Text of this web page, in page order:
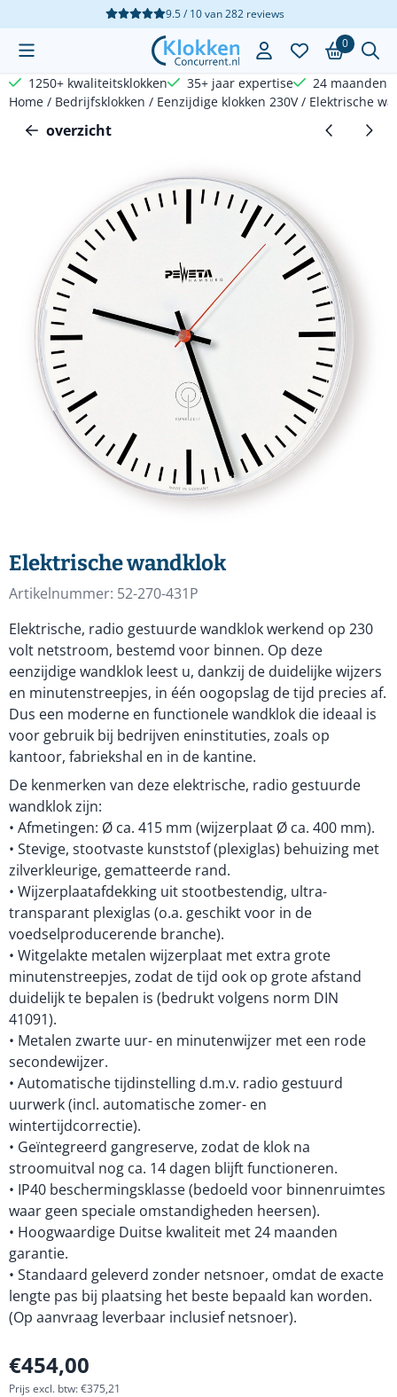
Cookievoorkeuren zijn beschikbaar. Kies instellingen of sta
9.5 / 10van282reviews
0
1250+ kwaliteitsklokken 35+ jaar expertise
24 maanden
Home / Bedrijfsklokken / Eenzijdige klokken 230V / Elektrische
overzicht
Elektrische wandklok
Artikelnummer: 52-270-431P
Elektrische, radio gestuurde wandklok werkend op 230
volt netstroom, bestemd voor binnen. Op deze
eenzijdige wandklok leest u, dankzij de duidelijke wijzers
en minutenstreepjes, in één oogopslag de tijd precies af.
Dus een moderne en functionele wandklok die ideaal is
voor gebruik bij bedrijven eninstituties, zoals op
kantoor, fabriekshal en in de kantine.
De kenmerken van deze elektrische, radio gestuurde
wandklok zijn:
• Afmetingen: Ø ca. 415 mm (wijzerplaat Ø ca. 400 mm).
• Stevige, stootvaste kunststof (plexiglas) behuizing met
zilverkleurige, gematteerde rand.
• Wijzerplaatafdekking uit stootbestendig, ultra-
transparant plexiglas (o.a. geschikt voor in de
voedselproducerende branche).
• Witgelakte metalen wijzerplaat met extra grote
minutenstreepjes, zodat de tijd ook op grote afstand
duidelijk te bepalen is (bedrukt volgens norm DIN
41091).
• Metalen zwarte uur- en minutenwijzer met een rode
secondewijzer.
• Automatische tijdinstelling d.m.v. radio gestuurd
uurwerk (incl. automatische zomer- en
wintertijdcorrectie).
• Geïntegreerd gangreserve, zodat de klok na
stroomuitval nog ca. 14 dagen blijft functioneren.
• IP40 beschermingsklasse (bedoeld voor binnenruimtes
waar geen speciale omstandigheden heersen).
• Hoogwaardige Duitse kwaliteit met 24 maanden
garantie.
• Standaard geleverd zonder netsnoer, omdat de exacte
lengte pas bij plaatsing het beste bepaald kan worden.
(Op aanvraag leverbaar inclusief netsnoer).
€454,00
Prijs excl. btw:€375,21